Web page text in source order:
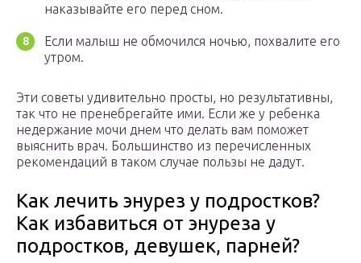
наказывайте его перед сном.
Если малыш не обмочился ночью, похвалите его
утром.
Эти советы удивительно просты, но результативны,
так что не пренебрегайте ими. Если же у ребенка
недержание мочи днем что делать вам поможет
выяснить врач. Большинство из перечисленных
рекомендаций в таком случае пользы не дадут.
Как лечить энурез у подростков?
Как избавиться от энуреза у
подростков, девушек, парней?